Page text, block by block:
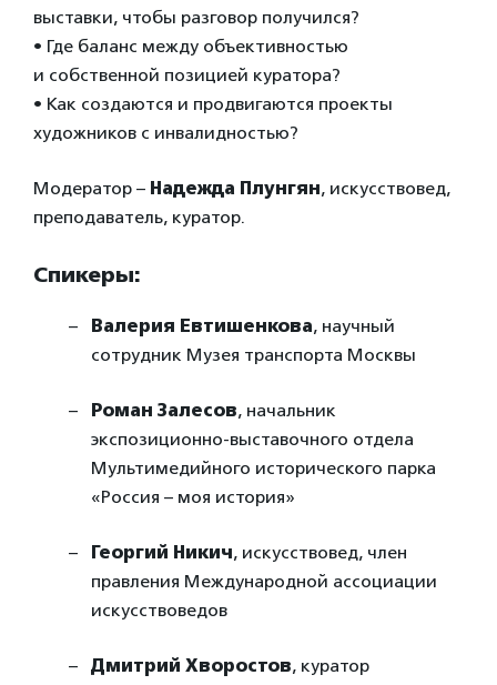
выставки, чтобы разговор получился?
• Где баланс между объективностью
и собственной позицией куратора?
• Как создаются и продвигаются проекты
художников с инвалидностью?
Модератор – Надежда Плунгян, искусствовед,
преподаватель, куратор.
Спикеры:
Валерия Евтишенкова, научный
сотрудник Музея транспорта Москвы
Роман Залесов, начальник
экспозиционно-выставочного отдела
Мультимедийного исторического парка
«Россия – моя история»
Георгий Никич, искусствовед, член
правления Международной ассоциации
искусствоведов
Дмитрий Хворостов, куратор